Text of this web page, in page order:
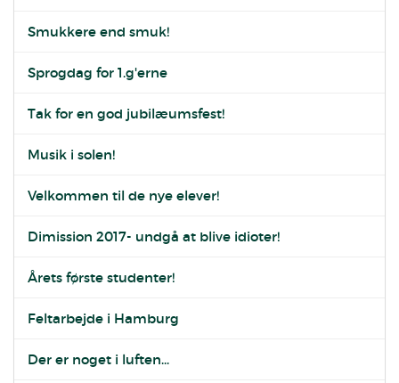
Smukkere end smuk!
Sprogdag for 1.g'erne
Tak for en god jubilæumsfest!
Musik i solen!
Velkommen til de nye elever!
Dimission 2017- undgå at blive idioter!
Årets første studenter!
Feltarbejde i Hamburg
Der er noget i luften...